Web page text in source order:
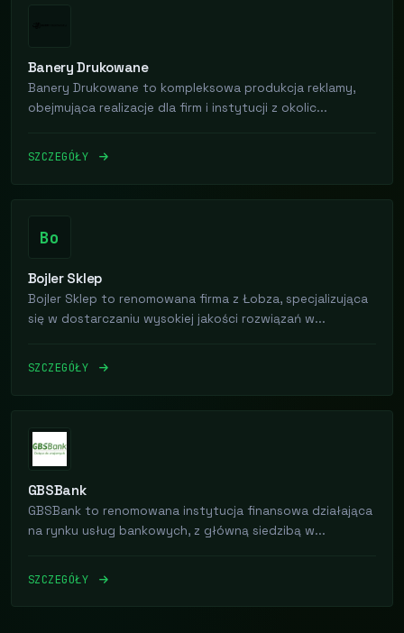
Banery Drukowane
Banery Drukowane to kompleksowa produkcja reklamy,
obejmująca realizacje dla firm i instytucji z okolic...
SZCZEGÓŁY
Bo
Bojler Sklep
Bojler Sklep to renomowana firma z Łobza, specjalizująca
się w dostarczaniu wysokiej jakości rozwiązań w...
SZCZEGÓŁY
GBSBank
GBSBank to renomowana instytucja finansowa działająca
na rynku usług bankowych, z główną siedzibą w...
SZCZEGÓŁY